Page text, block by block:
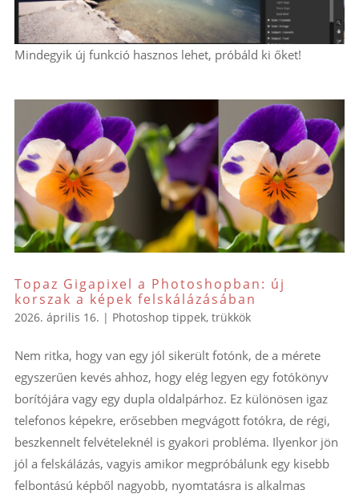
Mindegyik új funkció hasznos lehet, próbáld ki őket!
Topaz Gigapixel a Photoshopban: új
korszak a képek felskálázásában
2026. április 16. | Photoshop tippek, trükkök
Nem ritka, hogy van egy jól sikerült fotónk, de a mérete
egyszerűen kevés ahhoz, hogy elég legyen egy fotókönyv
borítójára vagy egy dupla oldalpárhoz. Ez különösen igaz
telefonos képekre, erősebben megvágott fotókra, de régi,
beszkennelt felvételeknél is gyakori probléma. Ilyenkor jön
jól a felskálázás, vagyis amikor megpróbálunk egy kisebb
felbontású képből nagyobb, nyomtatásra is alkalmas